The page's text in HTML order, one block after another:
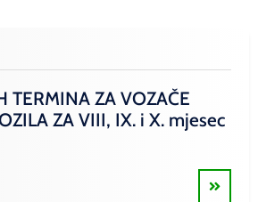
TERMINA ZA VOZAČE
ZA VIII, IX. i X. mjesec